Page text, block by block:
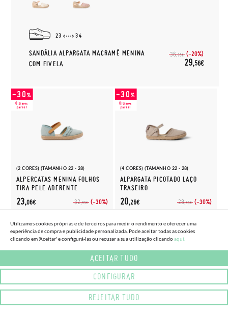
23 34
SANDÁLIA ALPARGATA MACRAMÉ MENINA
COM FIVELA
36,95€ (-20%)
29,56€
(2 CORES) (TAMANHO 22 - 28)
ALPERCATAS MENINA FOLHOS
TIRA PELE ADERENTE
32,95€ (-30%)
23,06€
(4 CORES) (TAMANHO 22 - 28)
ALPARGATA PICOTADO LAÇO
TRASEIRO
28,95€ (-30%)
20,26€
Utilizamos cookies próprias e de terceiros para medir o rendimento e oferecer uma
experiência de compra e publicidade personalizada. Pode aceitar todas as cookies
clicando em 'Aceitar' e configurá-las ou recusar a sua utilização clicandoaqui.
ACEITAR TUDO
CONFIGURAR
REJEITAR TUDO